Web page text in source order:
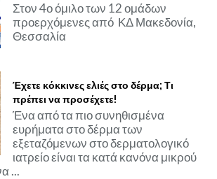
Στον 4ο όμιλο των 12 ομάδων
προερχόμενες από ΚΔ Μακεδονία,
Θεσσαλία
Έχετε κόκκινες ελιές στο δέρμα; Τι
πρέπει να προσέχετε!
Ένα από τα πιο συνηθισμένα
ευρήματα στο δέρμα των
εξεταζόμενων στο δερματολογικό
ιατρείο είναι τα κατά κανόνα μικρού
...